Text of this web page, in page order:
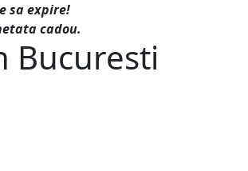
sa expire!
cadou.
Bucuresti